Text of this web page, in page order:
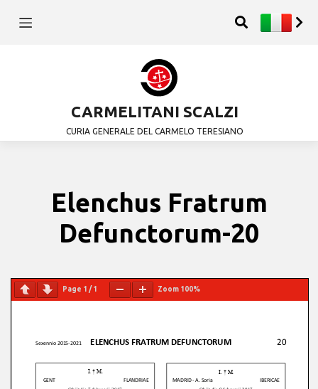
CARMELITANI SCALZI
CURIA GENERALE DEL CARMELO TERESIANO
Elenchus Fratrum
Defunctorum-20
Page 1 /1 Zoom 100%